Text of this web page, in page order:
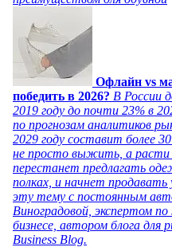
Офлайн vs
победить в 2026? В России
2019 году до почти 23% в
по прогнозам аналитиков
2029 году составит более
не просто выжить, а расти
перестанет предлагать
полках, и начнет
эту тему с постоянным
Виноградовой, экспертом
бизнесе, автором блога для
Business Blog.